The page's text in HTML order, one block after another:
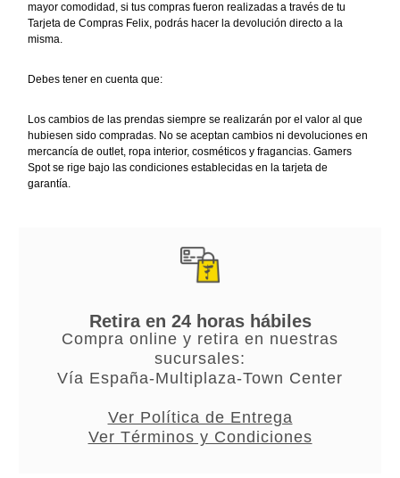
mayor comodidad, si tus compras fueron realizadas a través de tu
Tarjeta de Compras Felix, podrás hacer la devolución directo a la
misma.
Debes tener en cuenta que:
Los cambios de las prendas siempre se realizarán por el valor al que
hubiesen sido compradas. No se aceptan cambios ni devoluciones en
mercancía de outlet, ropa interior, cosméticos y fragancias. Gamers
Spot se rige bajo las condiciones establecidas en la tarjeta de
garantía.
Retira en 24 horas hábiles
Compra online y retira en nuestras
sucursales:
Vía España-Multiplaza-Town Center
Ver Política de Entrega
Ver Términos y Condiciones